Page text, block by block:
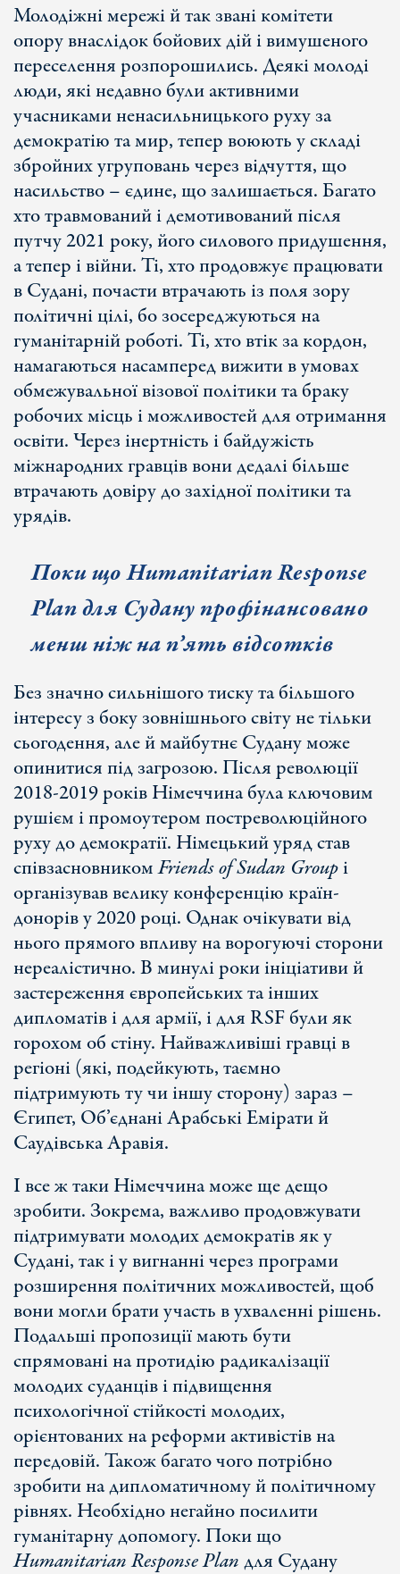
Молодіжні мережі й так звані комітети
опору внаслідок бойових дій і вимушеного
переселення розпорошились. Деякі молоді
люди, які недавно були активними
учасниками ненасильницького руху за
демократію та мир, тепер воюють у складі
збройних угруповань через відчуття, що
насильство – єдине, що залишається. Багато
хто травмований і демотивований після
путчу 2021 року, його силового придушення,
а тепер і війни. Ті, хто продовжує працювати
в Судані, почасти втрачають із поля зору
політичні цілі, бо зосереджуються на
гуманітарній роботі. Ті, хто втік за кордон,
намагаються насамперед вижити в умовах
обмежувальної візової політики та браку
робочих місць і можливостей для отримання
освіти. Через інертність і байдужість
міжнародних гравців вони дедалі більше
втрачають довіру до західної політики та
урядів.
Поки що Humanitarian Response
Plan для Судану профінансовано
менш ніж на п’ять відсотків
Без значно сильнішого тиску та більшого
інтересу з боку зовнішнього світу не тільки
сьогодення, але й майбутнє Судану може
опинитися під загрозою. Після революції
2018-2019 років Німеччина була ключовим
рушієм і промоутером постреволюційного
руху до демократії. Німецький уряд став
співзасновникомFriends of Sudan Groupі
організував велику конференцію країн-
донорів у 2020 році. Однак очікувати від
нього прямого впливу на ворогуючі сторони
нереалістично. В минулі роки ініціативи й
застереження європейських та інших
дипломатів і для армії, і для RSF були як
горохом об стіну. Найважливіші гравці в
регіоні (які, подейкують, таємно
підтримують ту чи іншу сторону) зараз –
Єгипет, Об’єднані Арабські Емірати й
Саудівська Аравія.
І все ж таки Німеччина може ще дещо
зробити. Зокрема, важливо продовжувати
підтримувати молодих демократів як у
Судані, так і у вигнанні через програми
розширення політичних можливостей, щоб
вони могли брати участь в ухваленні рішень.
Подальші пропозиції мають бути
спрямовані на протидію радикалізації
молодих суданців і підвищення
психологічної стійкості молодих,
орієнтованих на реформи активістів на
передовій. Також багато чого потрібно
зробити на дипломатичному й політичному
рівнях. Необхідно негайно посилити
гуманітарну допомогу. Поки що
Humanitarian Response Planдля Судану